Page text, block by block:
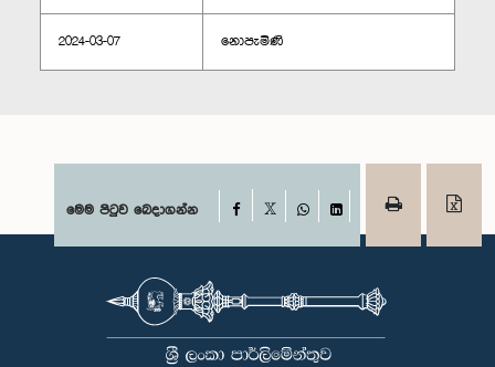
2024-03-07 නොපැමිණි
මෙම පිටුව බෙදාගන්න Facebook
WhatsAppLinkedIn